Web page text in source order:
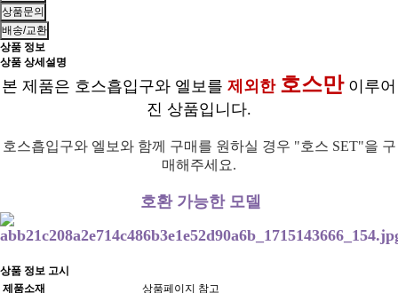
상품문의
배송/교환
상품 정보
상품 상세설명
본 제품은 호스흡입구와 엘보를 제외한 호스만 이루어
진 상품입니다.
호스흡입구와 엘보와 함께 구매를 원하실 경우 "호스 SET"을 구
매해주세요.
호환 가능한 모델
상품 정보 고시
제품소재
상품페이지 참고